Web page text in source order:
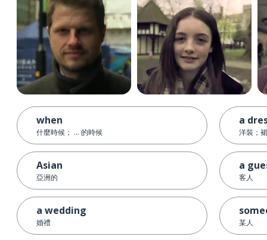
when
什麼時候； ... 的時候
Asian
亞洲的
a wedding
婚禮
a
洋裝；
a
客人
某人